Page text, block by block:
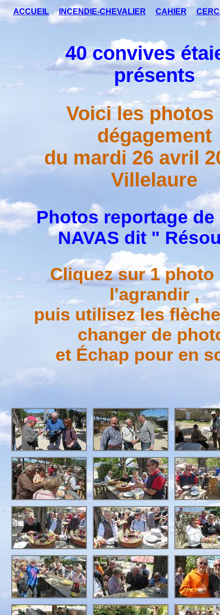
ACCUEIL INCENDIE-CHEVALIER CAHIER
40 convives
présents
Voici les photos
dégagement
du mardi 26 avril
Villelaure
Photos reportage
NAVAS dit "
Cliquez sur 1 photo
l'agrandir ,
puis utilisez les
changer de
et Échap pour en